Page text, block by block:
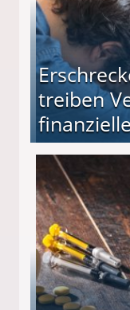
treiben
(34) in den